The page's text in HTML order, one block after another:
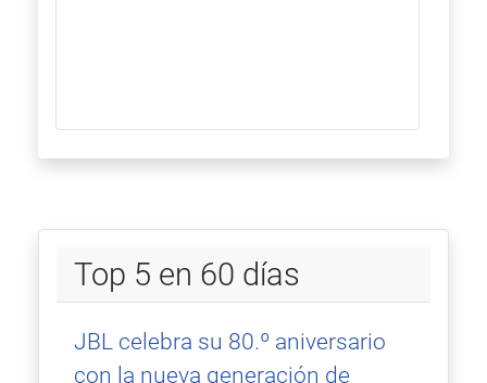
Top 5 en 60 días
JBL celebra su 80.º aniversario
con la nueva generación de